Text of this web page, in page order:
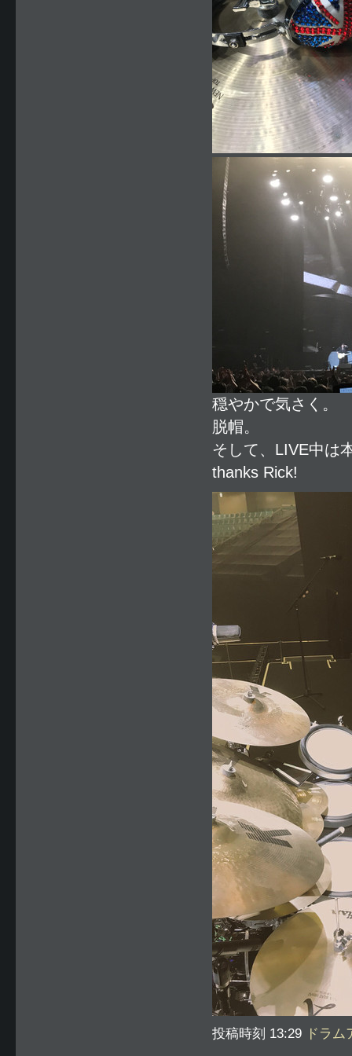
穏やかで気さく。
脱帽。
そして、LIVE中は
thanks Rick!
投稿時刻 13:29 ドラ